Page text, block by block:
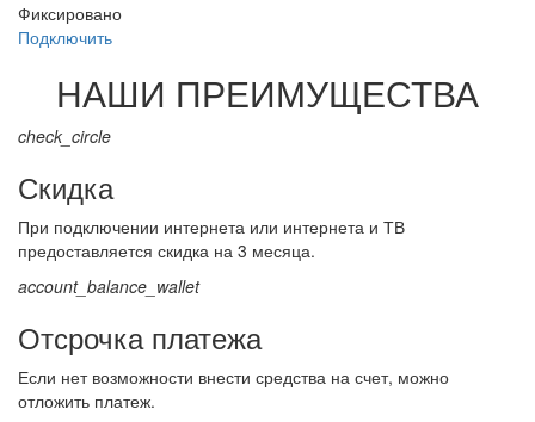
Фиксировано
Подключить
НАШИ ПРЕИМУЩЕСТВА
check_circle
Скидка
При подключении интернета или интернета и ТВ
предоставляется скидка на 3 месяца.
account_balance_wallet
Отсрочка платежа
Если нет возможности внести средства на счет, можно
отложить платеж.